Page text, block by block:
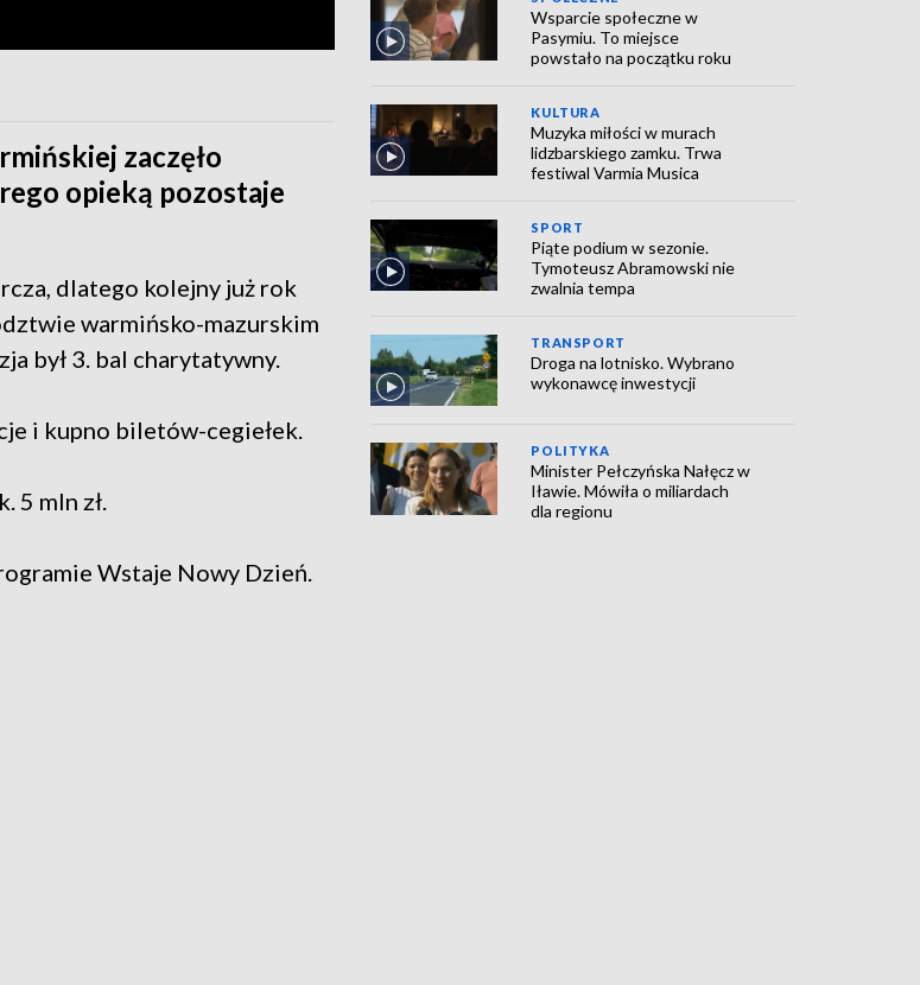
zaczęło
opieką pozostaje
dlatego kolejny już rok
warmińsko-mazurskim
był 3. bal charytatywny.
i kupno biletów-cegiełek.
5 mln zł.
Wstaje Nowy Dzień.
Wsparcie społeczne w
Pasymiu. To miejsce
powstało na początku roku
KULTURA
Muzyka miłości w murach
lidzbarskiego zamku. Trwa
festiwal Varmia Musica
SPORT
Piąte podium w sezonie.
Tymoteusz Abramowski nie
zwalnia tempa
TRANSPORT
Droga na lotnisko. Wybrano
wykonawcę inwestycji
POLITYKA
Minister Pełczyńska Nałęcz w
Iławie. Mówiła o miliardach
dla regionu